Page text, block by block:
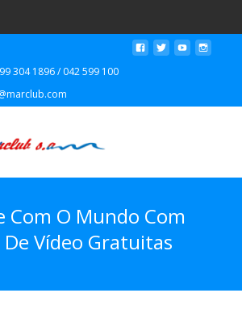
304 1896 / 042 599 100
Com O Mundo Com
Vídeo Gratuitas